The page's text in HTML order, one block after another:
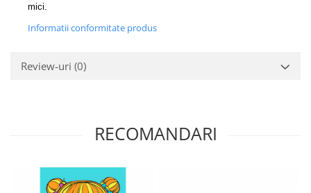
mici.
Informatii conformitate produs
Review-uri (0)
RECOMANDARI